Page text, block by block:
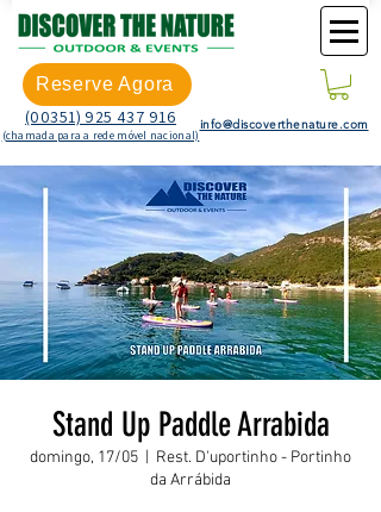
Reserve Agora
(00351) 925 437 916
(chamada para a rede móvel nacional)
info@discoverthenature.com
Stand Up Paddle Arrabida
domingo, 17/05
Rest. D'uportinho - Portinho
da Arrábida